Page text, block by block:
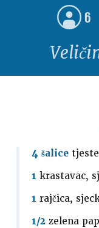
6
4 šalice
1 krastavac,
1 rajčica,
1/2 zelena